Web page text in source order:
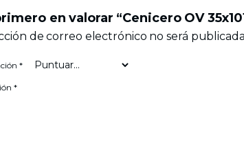
en valorar “Cenicero OV
de correo electrónico no será
*
*